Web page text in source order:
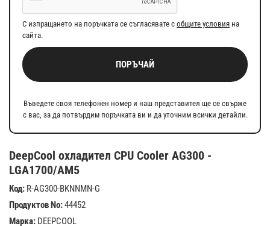
DeepCool охладител CPU Cooler AG300 -
LGA1700/AM5
Код: R-AG300-BKNNMN-G
Продуктов No:44452
Марка: DEEPCOOL
С изпращането на поръчката се съгласявате с общите условия на
сайта.
ПОРЪЧАЙ
Въведете своя телефонен номер и наш представител ще се свърже
с вас, за да потвърдим поръчката ви и да уточним всички детайли.